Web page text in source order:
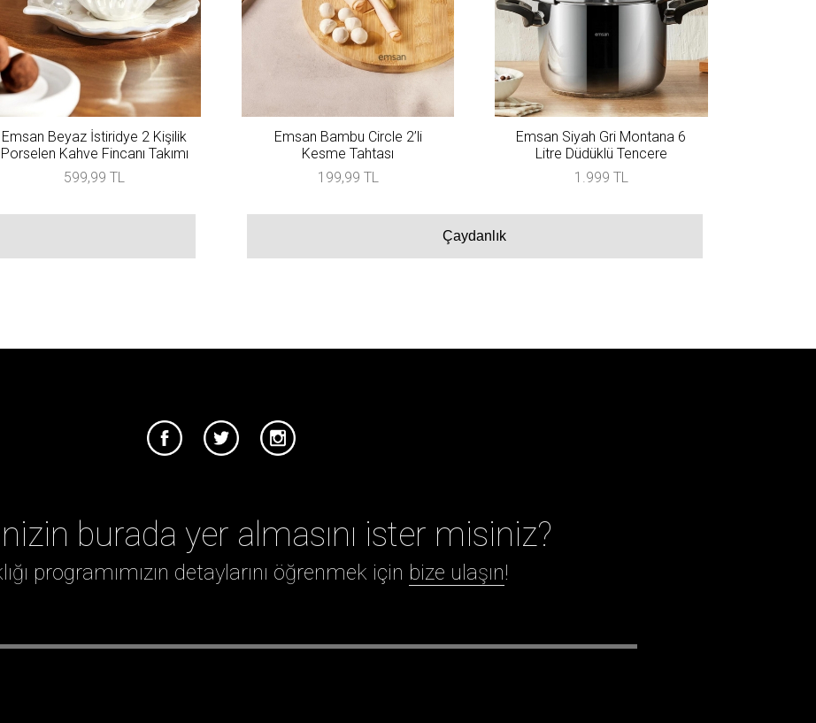
Emsan Beyaz İstiridye 2 Kişilik
Porselen Kahve Fincanı Takımı
599,99 TL
Emsan Bambu Circle 2’li
Kesme Tahtası
199,99 TL
Emsan Siyah Gri Montana 6
Litre Düdüklü Tencere
1.999 TL
Çaydanlık
burada yer almasını ister misiniz?
programımızın detaylarını öğrenmek için bize ulaşın!